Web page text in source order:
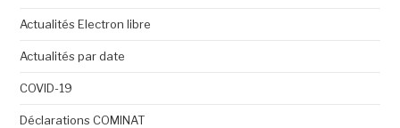
Actualités Electron libre
Actualités par date
COVID-19
Déclarations COMINAT